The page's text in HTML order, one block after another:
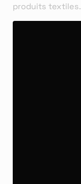
produits textiles.